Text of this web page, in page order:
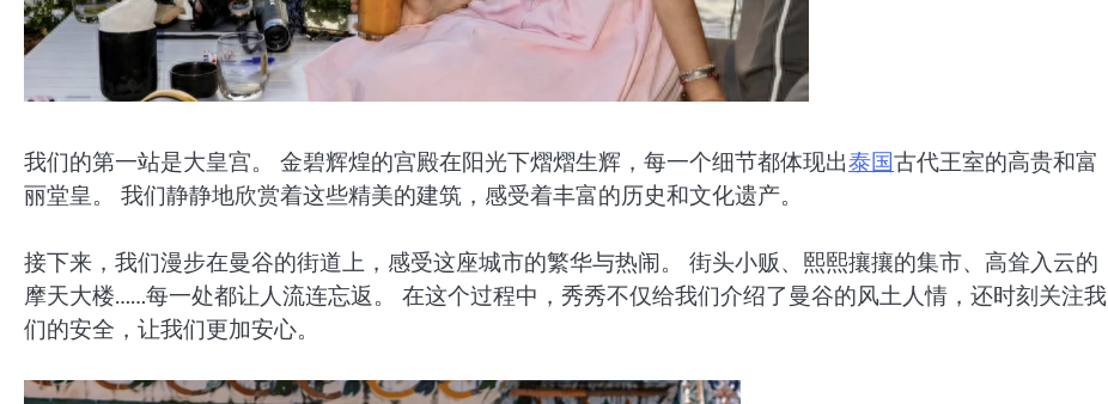
我们的第一站是大皇宫。 金碧辉煌的宫殿在阳光下熠熠生辉，每一个细节都体现出泰国古代王室的高贵和富
丽堂皇。 我们静静地欣赏着这些精美的建筑，感受着丰富的历史和文化遗产。
接下来，我们漫步在曼谷的街道上，感受这座城市的繁华与热闹。 街头小贩、熙熙攘攘的集市、高耸入云的
摩天大楼……每一处都让人流连忘返。 在这个过程中，秀秀不仅给我们介绍了曼谷的风土人情，还时刻关注我
们的安全，让我们更加安心。